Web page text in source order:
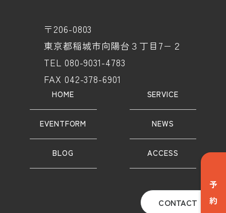
〒206-0803
東京都稲城市向陽台３丁目7−２
TEL 080-9031-4783
FAX 042-378-6901
HOME SERVICE
EVENTFORM NEWS
BLOG ACCESS
CONTACT
予
約